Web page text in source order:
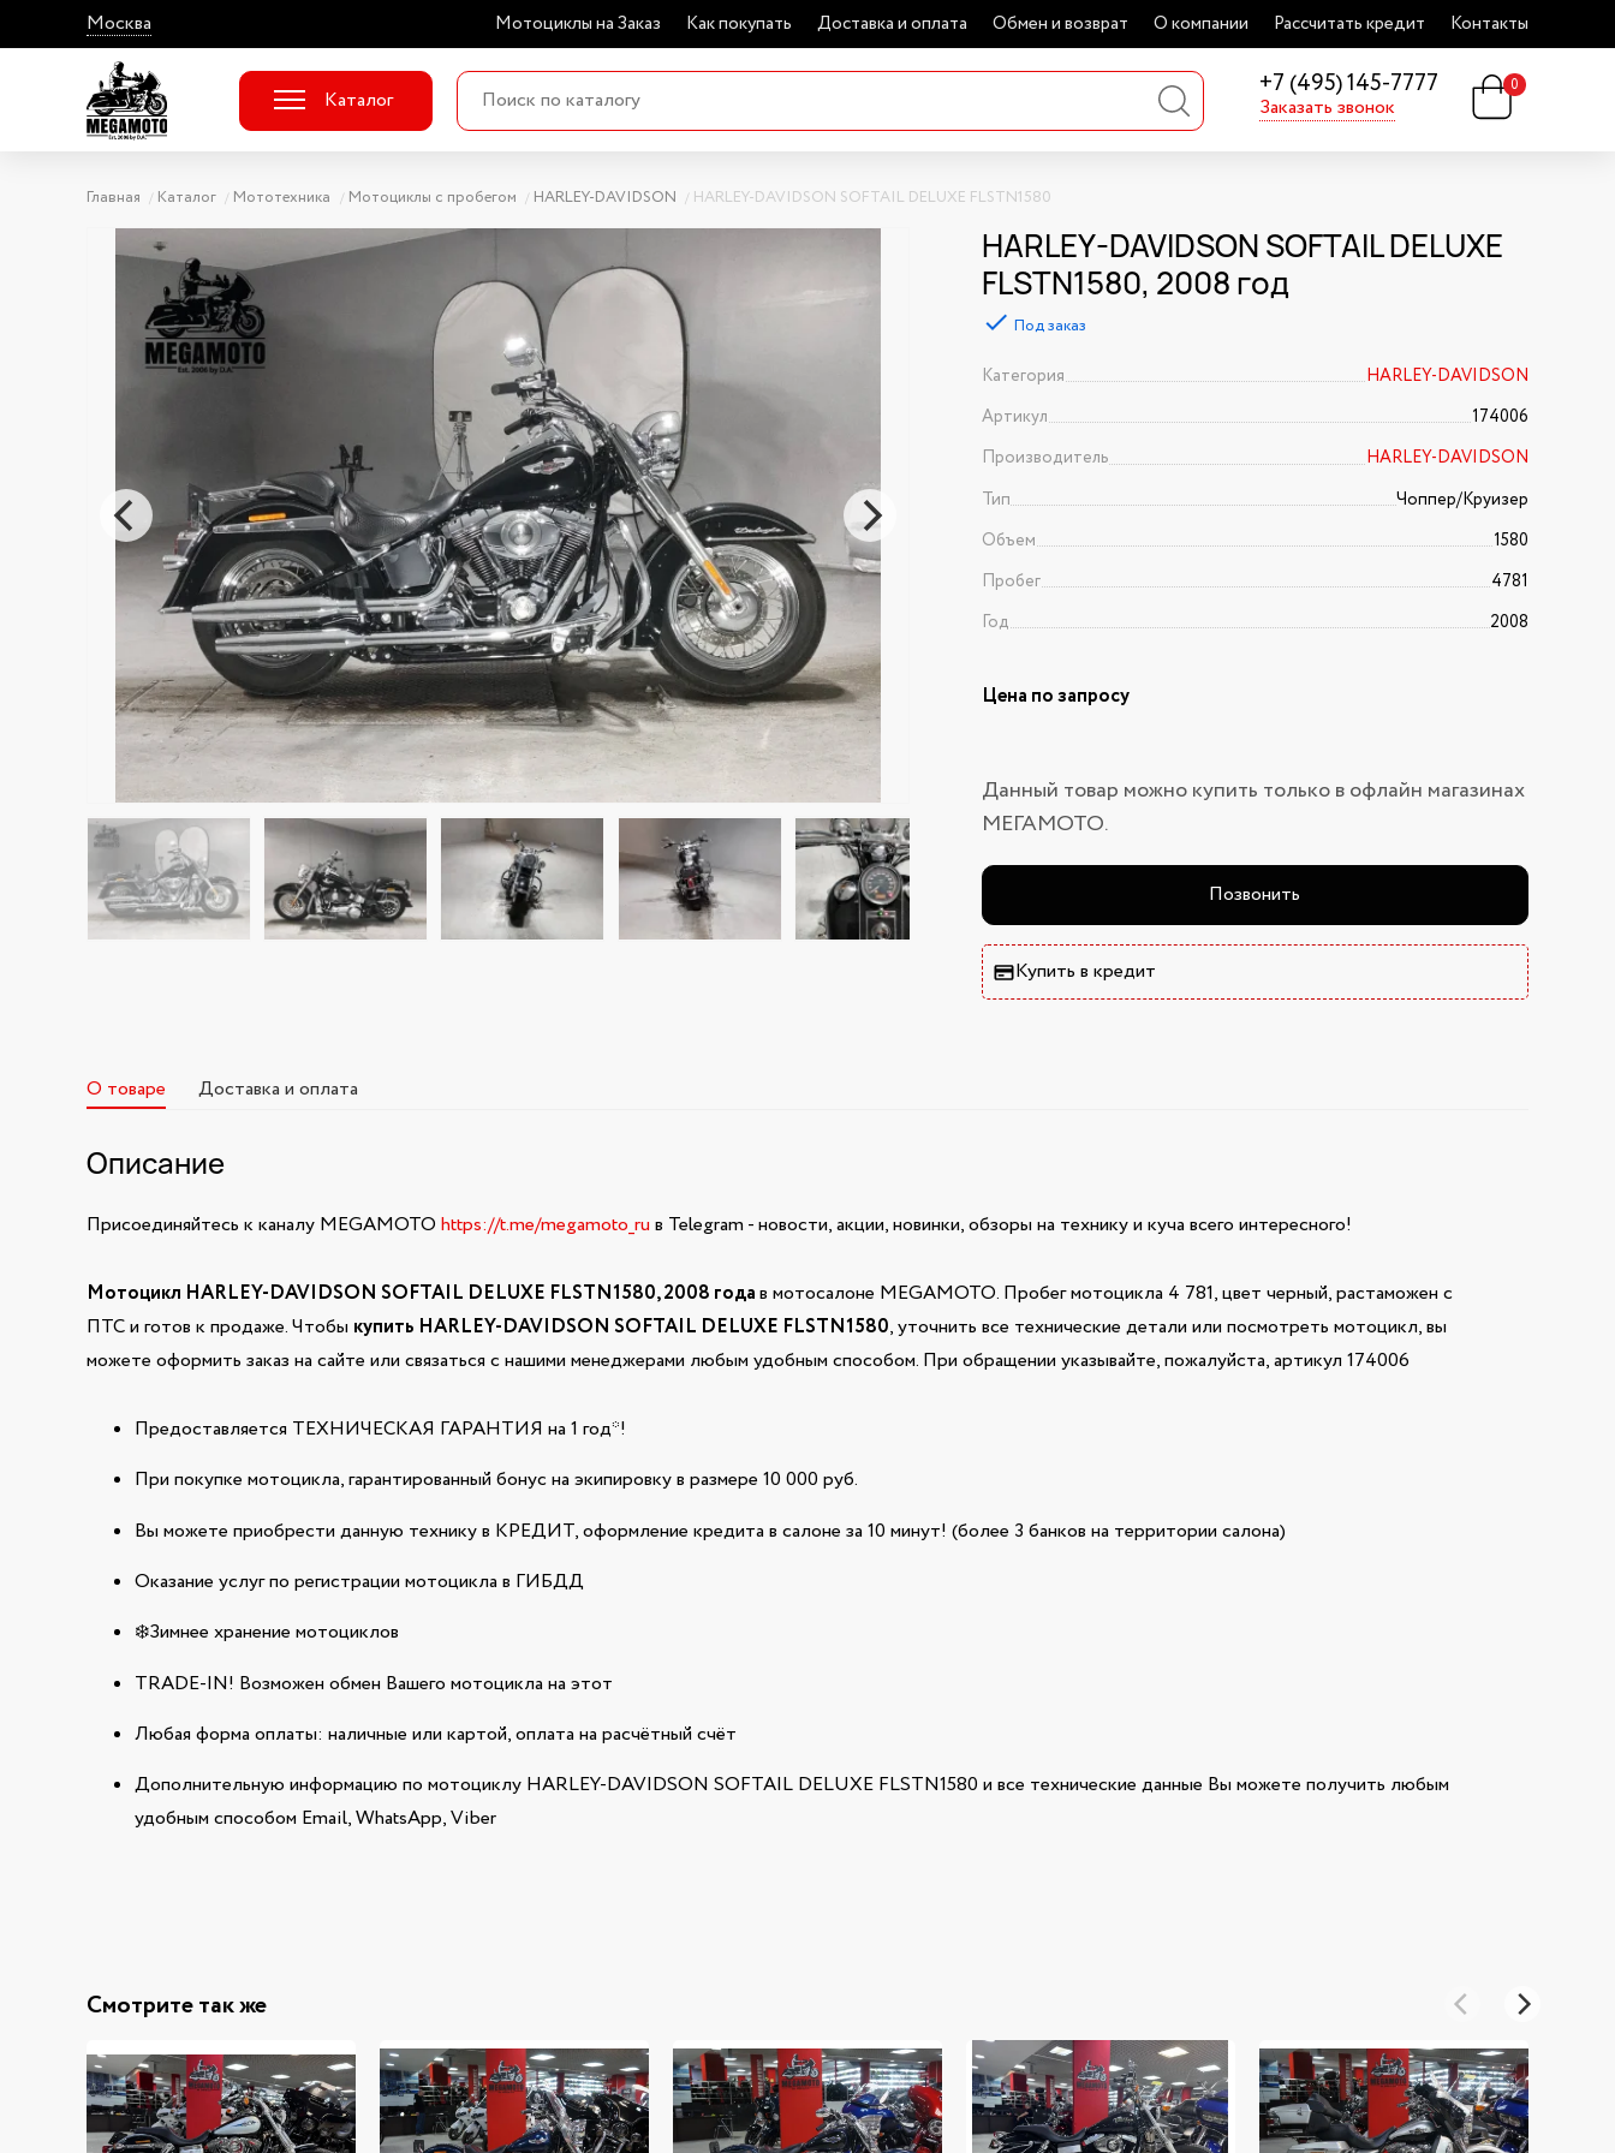
Москва Мотоциклы на Заказ Как покупать Доставка и оплата Обмен и возврат О компании Рассчитать кредит Контакты
+7 (495) 145-7777
Заказать звонок
Каталог
0
Главная Каталог Мототехника Мотоциклы с пробегом HARLEY-DAVIDSON HARLEY-DAVIDSON SOFTAIL DELUXE FLSTN1580
HARLEY-DAVIDSON SOFTAIL DELUXE
FLSTN1580, 2008 год
Под заказ
Категория
HARLEY-DAVIDSON
Артикул
174006
Производитель
HARLEY-DAVIDSON
Тип
Чоппер/Круизер
Объем
1580
Пробег
4781
Год
2008
Цена по запросу
Данный товар можно купить только в офлайн магазинах
МЕГАМОТО.
Позвонить
Купить в кредит
О товаре Доставка и оплата
Описание
Присоединяйтесь к каналу MEGAMOTO https://t.me/megamoto_ru в Telegram - новости, акции, новинки, обзоры на технику и куча всего интересного!
Мотоцикл HARLEY-DAVIDSON SOFTAIL DELUXE FLSTN1580, 2008 годав мотосалоне MEGAMOTO. Пробег мотоцикла 4 781, цвет черный, растаможен с
ПТС и готов к продаже. Чтобы купить HARLEY-DAVIDSON SOFTAIL DELUXE FLSTN1580, уточнить все технические детали или посмотреть мотоцикл, вы
можете оформить заказ на сайте или связаться с нашими менеджерами любым удобным способом. При обращении указывайте, пожалуйста, артикул 174006
Предоставляется ТЕХНИЧЕСКАЯ ГАРАНТИЯ на 1 год*!
При покупке мотоцикла, гарантированный бонус на экипировку в размере 10 000 руб.
Вы можете приобрести данную технику в КРЕДИТ, оформление кредита в салоне за 10 минут! (более 3 банков на территории салона)
Оказание услуг по регистрации мотоцикла в ГИБДД
❄️Зимнее хранение мотоциклов
TRADE-IN! Возможен обмен Вашего мотоцикла на этот
Любая форма оплаты: наличные или картой, оплата на расчётный счёт
Дополнительную информацию по мотоциклу HARLEY-DAVIDSON SOFTAIL DELUXE FLSTN1580 и все технические данные Вы можете получить любым
удобным способом Email, WhatsApp, Viber
Смотрите так же